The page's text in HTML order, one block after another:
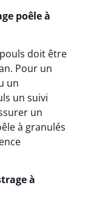
poêle à
doit être
Pour un
un
un suivi
un
à granulés
à